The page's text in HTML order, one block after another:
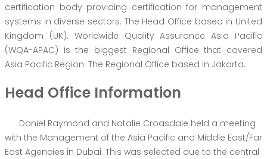
certification body providing certification for management
systems in diverse sectors. The Head Office based in United
Kingdom (UK). Worldwide Quality Assurance Asia Pacific
(WQA-APAC) is the biggest Regional Office that covered
Asia Pacific Region. The Regional Office based in Jakarta.
Head Office Information
Daniel Raymond and Natalie Croasdale held a meeting
with the Management of the Asia Pacific and Middle East/Far
East Agencies in Dubai. This was selected due to the central